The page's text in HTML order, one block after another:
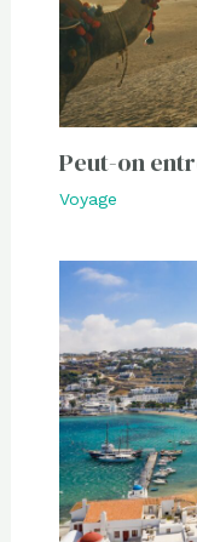
Peut-on
Voyage